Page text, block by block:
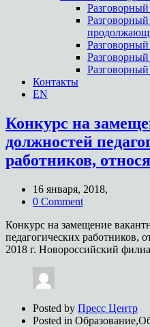
Контакты
EN
Конкурс на
должностей
работников,
16 января, 2018,
0 Comment
Конкурс на замещение
педагогических
2018 г. Новороссийский
Posted by Пресс Центр
Posted in